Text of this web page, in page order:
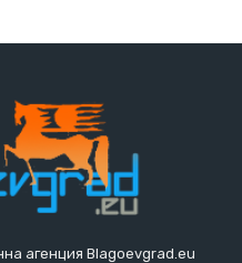
агенция Blagoevgrad.eu